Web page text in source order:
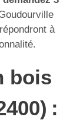
à
bois
: